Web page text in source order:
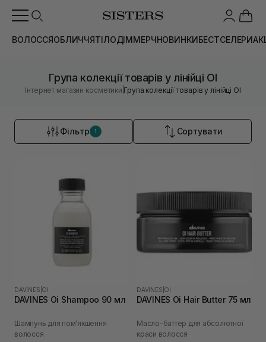
ВОЛОССЯОБЛИЧЧЯТІЛОДІММЕРЧНОВИНКИБЕСТСЕЛЕРИ
Група колекції товарів у лінійці OI
Інтернет магазин косметики |Група колекції товарів у лінійці OI
Фільтр 1 Сортувати
DAVINES OI
DAVINES Oi Shampoo 90 мл
Шампунь для пом'якшення
волосся
DAVINES OI
DAVINES Oi Hair Butter 75 мл
Масло-баттер для абсолютної
краси волосся